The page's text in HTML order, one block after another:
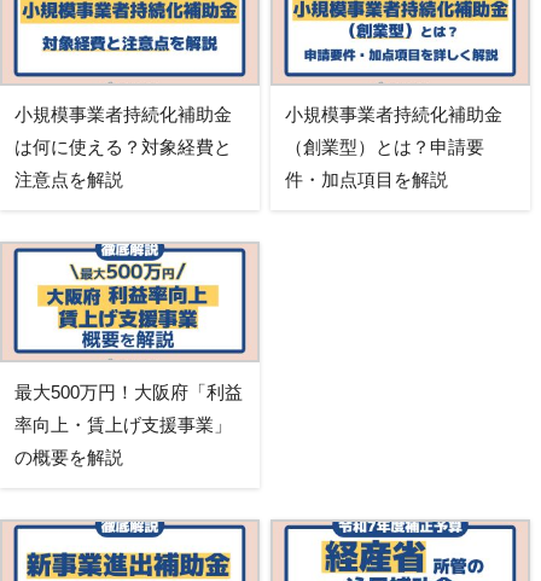
小規模事業者持続化補助金
は何に使える？対象経費と
注意点を解説
小規模事業者持続化補助金
（創業型）とは？申請要
件・加点項目を解説
最大500万円！大阪府「利益
率向上・賃上げ支援事業」
の概要を解説